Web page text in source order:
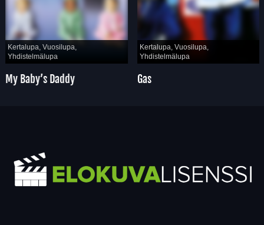
Kertalupa, Vuosilupa,
Yhdistelmälupa
My Baby’s Daddy
Kertalupa, Vuosilupa,
Yhdistelmälupa
Gas